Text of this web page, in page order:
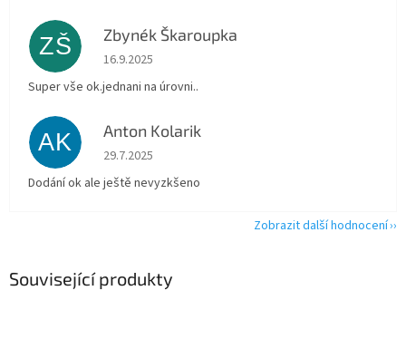
Související produkty
ZŠ Zbynék Škaroupka
Hodnocení obchodu je 5 z 5 hvězdiček.
16.9.2025
Super vše ok.jednani na úrovni..
AK Anton Kolarik
Hodnocení obchodu je 5 z 5 hvězdiček.
29.7.2025
Dodání ok ale ještě nevyzkšeno
Zobrazit další hodnocení